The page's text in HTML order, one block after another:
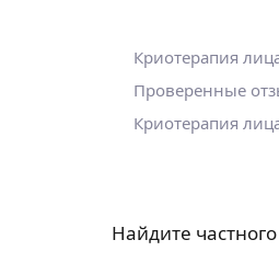
Криотерапия
Проверенные
Криотерапия
Найдите